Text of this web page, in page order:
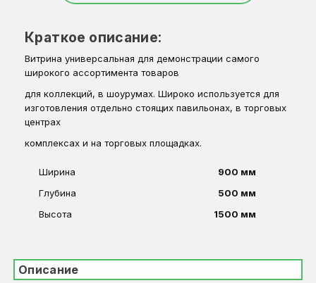
Краткое описание:
Витрина универсальная для демонстрации самого
широкого ассортимента товаров
для коллекций, в шоурумах. Широко используется для
изготовления отдельно стоящих павильонах, в торговых
центрах
комплексах и на торговых площадках.
Ширина
900 мм
Глубина
500 мм
Высота
1500 мм
Описание